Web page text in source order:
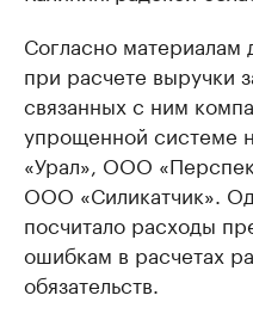
Согласно материалам
при расчете выручки
связанных с ним
упрощенной системе
«Урал», ООО
ООО «Силикатчик».
посчитало расходы
ошибкам в расчетах
обязательств.